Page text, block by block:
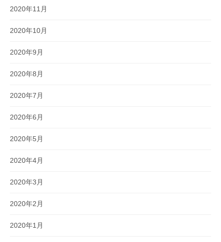
2020年11月
2020年10月
2020年9月
2020年8月
2020年7月
2020年6月
2020年5月
2020年4月
2020年3月
2020年2月
2020年1月